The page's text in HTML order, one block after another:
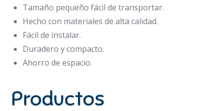
Tamaño pequeño fácil de transportar.
Hecho con materiales de alta calidad.
Fácil de instalar.
Duradero y compacto.
Ahorro de espacio.
Productos